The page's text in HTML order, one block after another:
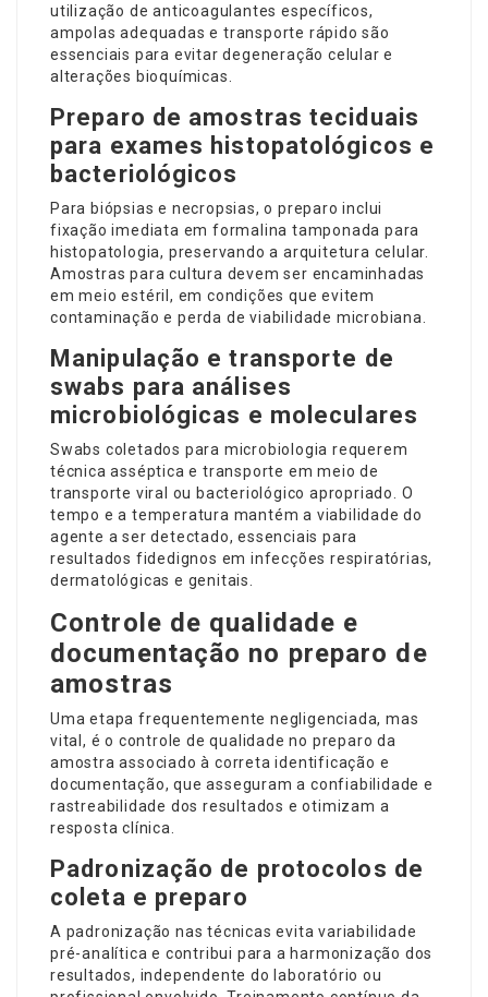
utilização de anticoagulantes específicos,
ampolas adequadas e transporte rápido são
essenciais para evitar degeneração celular e
alterações bioquímicas.
Preparo de amostras teciduais
para exames histopatológicos e
bacteriológicos
Para biópsias e necropsias, o preparo inclui
fixação imediata em formalina tamponada para
histopatologia, preservando a arquitetura celular.
Amostras para cultura devem ser encaminhadas
em meio estéril, em condições que evitem
contaminação e perda de viabilidade microbiana.
Manipulação e transporte de
swabs para análises
microbiológicas e moleculares
Swabs coletados para microbiologia requerem
técnica asséptica e transporte em meio de
transporte viral ou bacteriológico apropriado. O
tempo e a temperatura mantém a viabilidade do
agente a ser detectado, essenciais para
resultados fidedignos em infecções respiratórias,
dermatológicas e genitais.
Controle de qualidade e
documentação no preparo de
amostras
Uma etapa frequentemente negligenciada, mas
vital, é o controle de qualidade no preparo da
amostra associado à correta identificação e
documentação, que asseguram a confiabilidade e
rastreabilidade dos resultados e otimizam a
resposta clínica.
Padronização de protocolos de
coleta e preparo
A padronização nas técnicas evita variabilidade
pré-analítica e contribui para a harmonização dos
resultados, independente do laboratório ou